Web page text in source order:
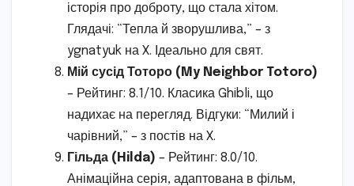
історія про доброту, що стала хітом.
Глядачі: “Тепла й зворушлива,” – з
ygnatyuk на X. Ідеально для свят.
Мій сусід Тоторо (My Neighbor Totoro)
– Рейтинг: 8.1/10. Класика Ghibli, що
надихає на перегляд. Відгуки: “Милий і
чарівний,” – з постів на X.
Гільда (Hilda) – Рейтинг: 8.0/10.
Анімаційна серія, адаптована в фільм,